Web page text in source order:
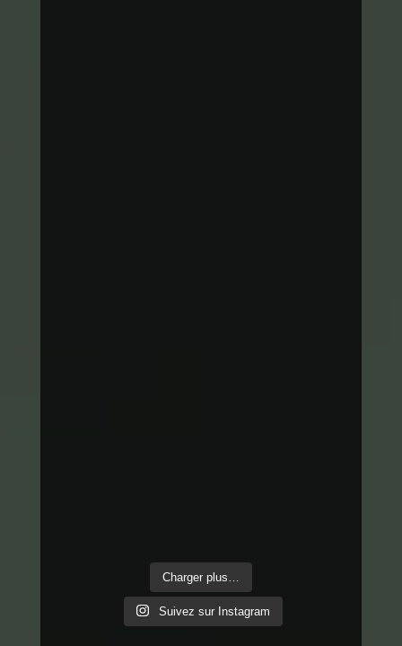
Charger plus…
Suivez sur Instagram